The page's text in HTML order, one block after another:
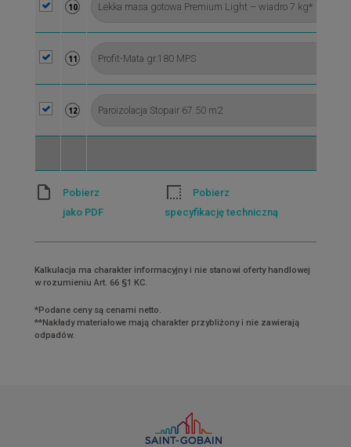
10
11
12
Pobierz
jako PDF
Pobierz
specyfikację techniczną
Kalkulacja ma charakter informacyjny i nie stanowi oferty handlowej
w rozumieniu Art. 66 §1 KC.
*Podane ceny są cenami netto.
**Nakłady materiałowe mają charakter przybliżony i nie zawierają
odpadów.